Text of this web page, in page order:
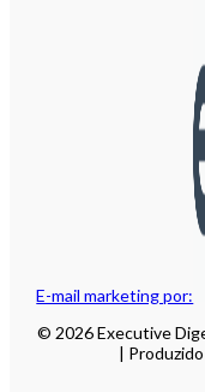
E-mail marketing por:
© 2026 Executive
|